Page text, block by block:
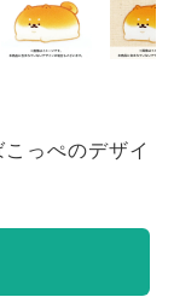
っぺのデザイ